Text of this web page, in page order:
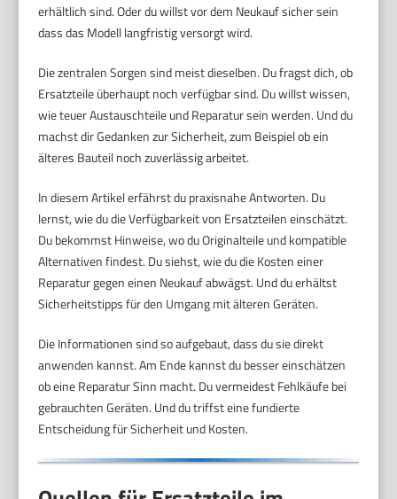
erhältlich sind. Oder du willst vor dem Neukauf sicher sein
dass das Modell langfristig versorgt wird.
Die zentralen Sorgen sind meist dieselben. Du fragst dich, ob
Ersatzteile überhaupt noch verfügbar sind. Du willst wissen,
wie teuer Austauschteile und Reparatur sein werden. Und du
machst dir Gedanken zur Sicherheit, zum Beispiel ob ein
älteres Bauteil noch zuverlässig arbeitet.
In diesem Artikel erfährst du praxisnahe Antworten. Du
lernst, wie du die Verfügbarkeit von Ersatzteilen einschätzt.
Du bekommst Hinweise, wo du Originalteile und kompatible
Alternativen findest. Du siehst, wie du die Kosten einer
Reparatur gegen einen Neukauf abwägst. Und du erhältst
Sicherheitstipps für den Umgang mit älteren Geräten.
Die Informationen sind so aufgebaut, dass du sie direkt
anwenden kannst. Am Ende kannst du besser einschätzen
ob eine Reparatur Sinn macht. Du vermeidest Fehlkäufe bei
gebrauchten Geräten. Und du triffst eine fundierte
Entscheidung für Sicherheit und Kosten.